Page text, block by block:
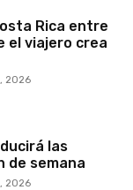
Rica entre
el viajero crea
2026
las
de semana
2026